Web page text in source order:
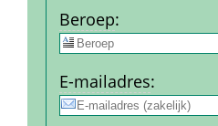
Beroep:
E-mail­adres: